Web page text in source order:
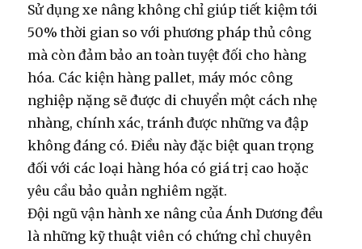
Sử dụng xe nâng không chỉ giúp tiết kiệm tới
50% thời gian so với phương pháp thủ công
mà còn đảm bảo an toàn tuyệt đối cho hàng
hóa. Các kiện hàng pallet, máy móc công
nghiệp nặng sẽ được di chuyển một cách nhẹ
nhàng, chính xác, tránh được những va đập
không đáng có. Điều này đặc biệt quan trọng
đối với các loại hàng hóa có giá trị cao hoặc
yêu cầu bảo quản nghiêm ngặt.
Đội ngũ vận hành xe nâng của Ánh Dương đều
là những kỹ thuật viên có chứng chỉ chuyên